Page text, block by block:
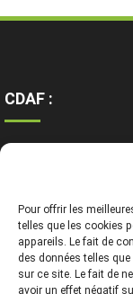
Pour offrir les
telles que les cookies
appareils. Le fait de
des données telles
sur ce site. Le fait de
avoir un effet négatif
CDAF :
Mentions légales